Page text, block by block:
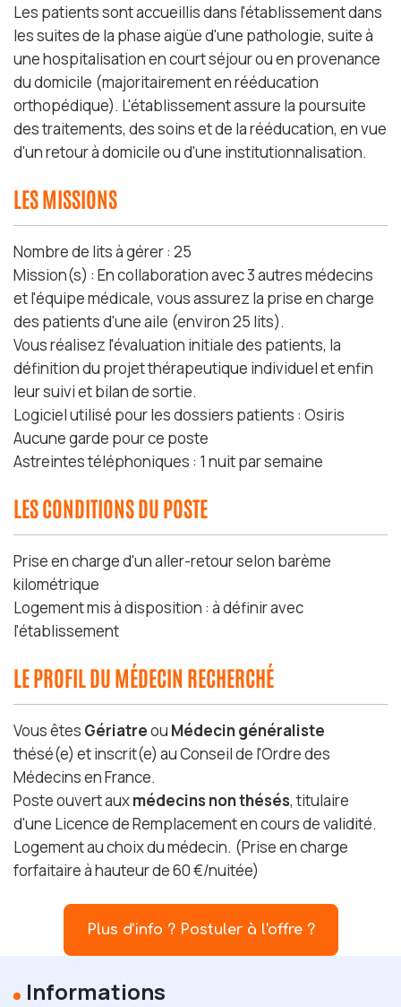
Les patients sont accueillis dans l'établissement dans
les suites de la phase aigüe d'une pathologie, suite à
une hospitalisation en court séjour ou en provenance
du domicile (majoritairement en rééducation
orthopédique). L'établissement assure la poursuite
des traitements, des soins et de la rééducation, en vue
d'un retour à domicile ou d'une institutionnalisation.
LES MISSIONS
Nombre de lits à gérer : 25
Mission(s) : En collaboration avec 3 autres médecins
et l'équipe médicale, vous assurez la prise en charge
des patients d'une aile (environ 25 lits).
Vous réalisez l'évaluation initiale des patients, la
définition du projet thérapeutique individuel et enfin
leur suivi et bilan de sortie.
Logiciel utilisé pour les dossiers patients : Osiris
Aucune garde pour ce poste
Astreintes téléphoniques : 1 nuit par semaine
LES CONDITIONS DU POSTE
Prise en charge d'un aller-retour selon barème
kilométrique
Logement mis à disposition : à définir avec
l'établissement
LE PROFIL DU MÉDECIN RECHERCHÉ
Vous êtes Gériatreou Médecin généraliste
thésé(e) et inscrit(e) au Conseil de l'Ordre des
Médecins en France.
Poste ouvert auxmédecins non thésés, titulaire
d'une Licence de Remplacement en cours de validité.
Logement au choix du médecin. (Prise en charge
forfaitaire à hauteur de 60 €/nuitée)
Plus d'info ? Postuler à l'offre ?
Informations